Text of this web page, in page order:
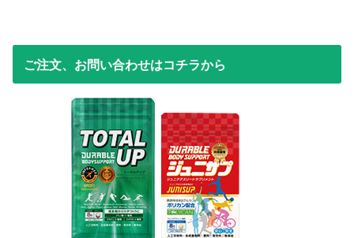
ご注文、お問い合わせはコチラから